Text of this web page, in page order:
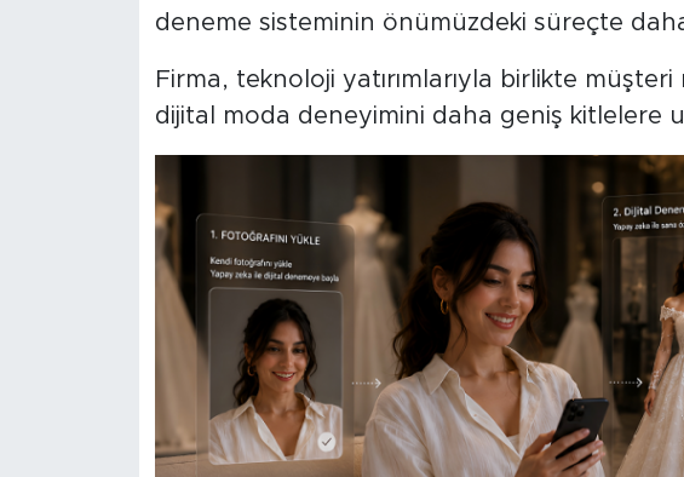
deneme sisteminin önümüzdeki süreçte
Firma, teknoloji yatırımlarıyla birlikte
dijital moda deneyimini daha geniş kitlelere